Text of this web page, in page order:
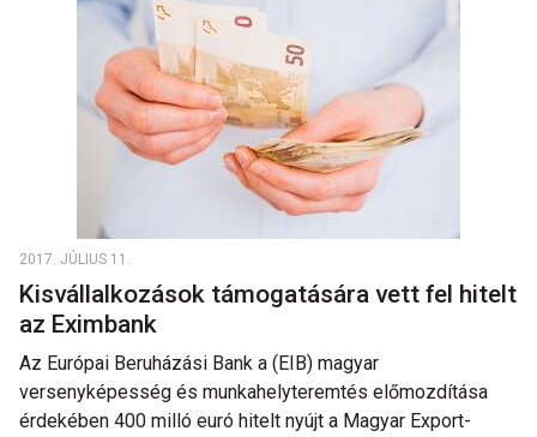
2017. JÚLIUS 11.
Kisvállalkozások támogatására vett fel hitelt
az Eximbank
Az Európai Beruházási Bank a (EIB) magyar
versenyképesség és munkahelyteremtés előmozdítása
érdekében 400 milló euró hitelt nyújt a Magyar Export-